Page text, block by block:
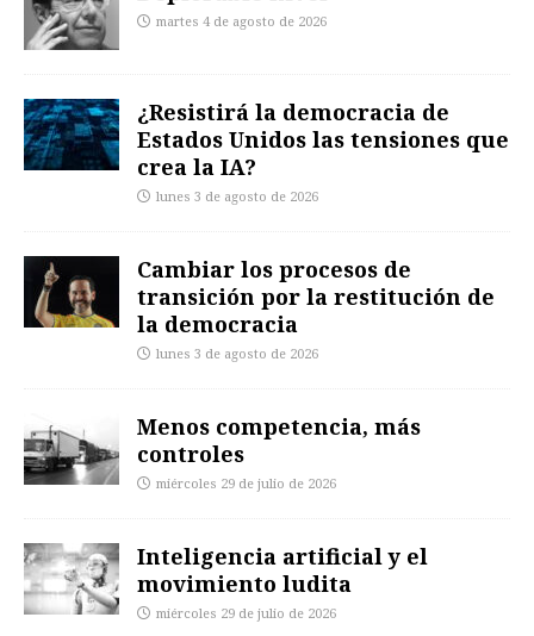
martes 4 de agosto de 2026
¿Resistirá la democracia de
Estados Unidos las tensiones que
crea la IA?
lunes 3 de agosto de 2026
Cambiar los procesos de
transición por la restitución de
la democracia
lunes 3 de agosto de 2026
Menos competencia, más
controles
miércoles 29 de julio de 2026
Inteligencia artificial y el
movimiento ludita
miércoles 29 de julio de 2026